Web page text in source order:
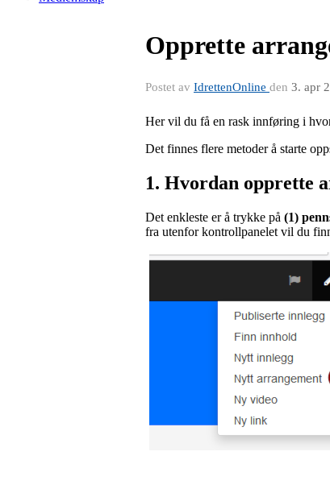
Opprette
Postet av IdrettenOnline den 3. apr
Her vil du få en rask innføring i
Det finnes flere metoder å starte
1. Hvordan opprette
Det enkleste er å trykke på (1)
fra utenfor kontrollpanelet vil du